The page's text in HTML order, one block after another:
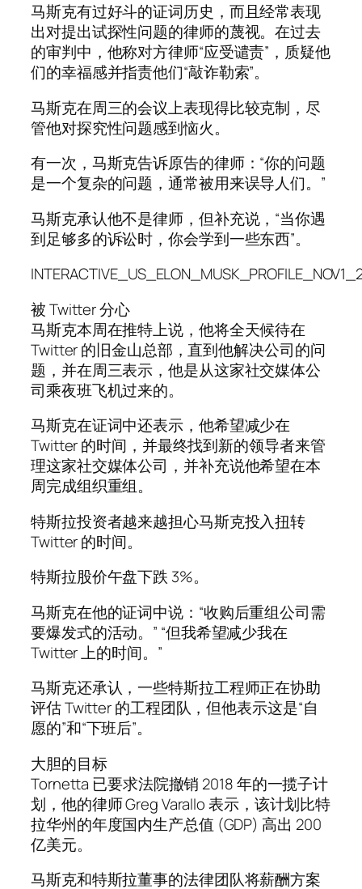
马斯克有过好斗的证词历史，而且经常表现
出对提出试探性问题的律师的蔑视。在过去
的审判中，他称对方律师“应受谴责”，质疑他
们的幸福感并指责他们“敲诈勒索”。
马斯克在周三的会议上表现得比较克制，尽
管他对探究性问题感到恼火。
有一次，马斯克告诉原告的律师：“你的问题
是一个复杂的问题，通常被用来误导人们。”
马斯克承认他不是律师，但补充说，“当你遇
到足够多的诉讼时，你会学到一些东西”。
被 Twitter 分心
马斯克本周在推特上说，他将全天候待在
Twitter 的旧金山总部，直到他解决公司的问
题，并在周三表示，他是从这家社交媒体公
司乘夜班飞机过来的。
马斯克在证词中还表示，他希望减少在
Twitter 的时间，并最终找到新的领导者来管
理这家社交媒体公司，并补充说他希望在本
周完成组织重组。
特斯拉投资者越来越担心马斯克投入扭转
Twitter 的时间。
特斯拉股价午盘下跌 3%。
马斯克在他的证词中说：“收购后重组公司需
要爆发式的活动。” “但我希望减少我在
Twitter 上的时间。”
马斯克还承认，一些特斯拉工程师正在协助
评估 Twitter 的工程团队，但他表示这是“自
愿的”和“下班后”。
大胆的目标
Tornetta 已要求法院撤销 2018 年的一揽子计
划，他的律师 Greg Varallo 表示，该计划比特
拉华州的年度国内生产总值 (GDP) 高出 200
亿美元。
马斯克和特斯拉董事的法律团队将薪酬方案